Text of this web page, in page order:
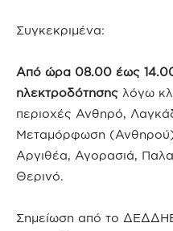
Συγκεκριμένα:
Από ώρα 08.00 έως
ηλεκτροδότησης λόγω
περιοχές Ανθηρό,
Μεταμόρφωση
Αργιθέα, Αγορασιά,
Θερινό.
Σημείωση από το